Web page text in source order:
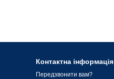
Контактна інформація
Передзвонити вам?